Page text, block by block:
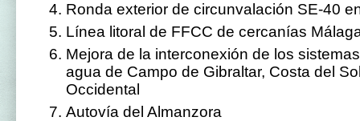
Ronda exterior de circunvalación SE-40
Línea litoral de FFCC de cercanías
Mejora de la interconexión de los
agua de Campo de Gibraltar, Costa del
Occidental
Autovía del Almanzora